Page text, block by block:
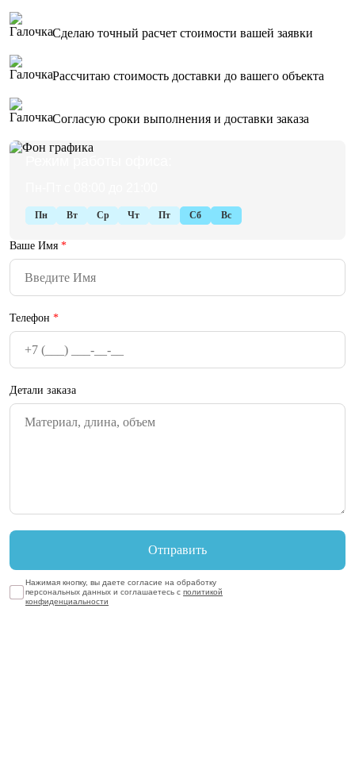
Ваше Имя *
Телефон *
Детали заказа
Нажимая кнопку, вы даете согласие на обработку
персональных данных и соглашаетесь с политикой
конфиденциальности
Сделаю точный расчет стоимости вашей заявки
Рассчитаю стоимость доставки до вашего объекта
Согласую сроки выполнения и доставки заказа
Пн Вт Ср Чт Пт Сб Вс